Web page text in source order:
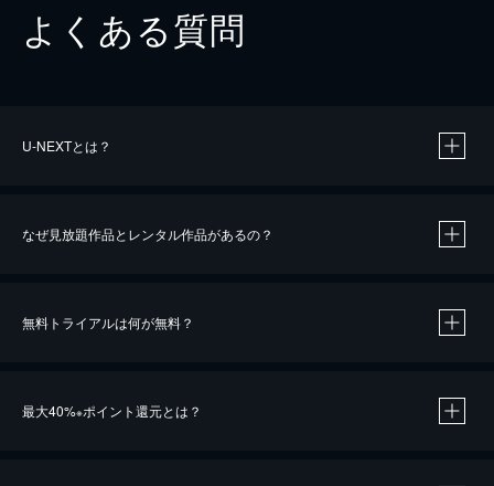
よくある質問
U-NEXTとは？
なぜ見放題作品とレンタル作品があるの？
無料トライアルは何が無料？
最大40%※ポイント還元とは？